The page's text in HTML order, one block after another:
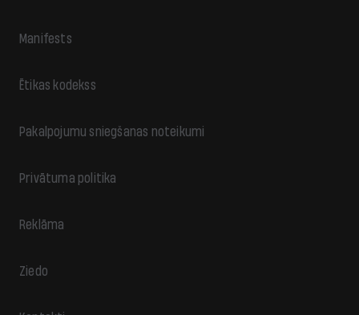
Manifests
Ētikas kodekss
Pakalpojumu sniegšanas noteikumi
Privātuma politika
Reklāma
Ziedo